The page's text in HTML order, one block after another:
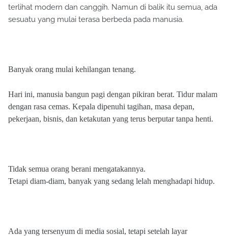
terlihat modern dan canggih. Namun di balik itu semua, ada
sesuatu yang mulai terasa berbeda pada manusia.
Banyak orang mulai kehilangan tenang.
Hari ini, manusia bangun pagi dengan pikiran berat. Tidur malam
dengan rasa cemas. Kepala dipenuhi tagihan, masa depan,
pekerjaan, bisnis, dan ketakutan yang terus berputar tanpa henti.
Tidak semua orang berani mengatakannya.
Tetapi diam-diam, banyak yang sedang lelah menghadapi hidup.
Ada yang tersenyum di media sosial, tetapi setelah layar